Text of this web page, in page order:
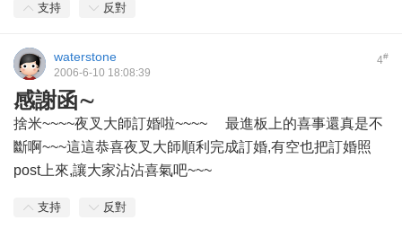
支持 反對
4#
waterstone
2006-6-10 18:08:39
感謝函∼
捨米~~~~夜叉大師訂婚啦~~~~
最進板上的喜事還真是不
斷啊~~~這這恭喜夜叉大師順利完成訂婚,有空也把訂婚照
post上來,讓大家沾沾喜氣吧~~~
支持 反對